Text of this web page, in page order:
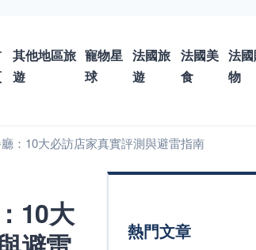
其他地區旅
遊
寵物星
球
法國旅
遊
法國美
食
法
物
：10大必訪店家真實評測與避雷指南
10大
熱門文章